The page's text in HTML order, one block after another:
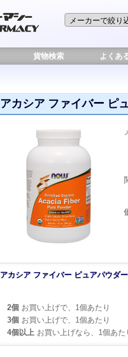
貨物検索 よくあ
アカシア ファイバー ピ
アカシア ファイバー ピュアパウダ
2個 お買い上げで、1個あたり
3個 お買い上げで、1個あたり
4個以上 お買い上げなら、1個あた